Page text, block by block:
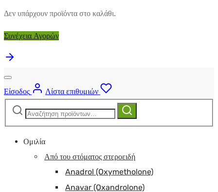
Δεν υπάρχουν προϊόντα στο καλάθι.
Συνέχεια Αγορών
Είσοδος
Λίστα επιθυμιών
Αναζήτηση
Αναζήτηση
Ομιλία
Από του στόματος στεροειδή
Anadrol (Oxymetholone)
Anavar (Oxandrolone)